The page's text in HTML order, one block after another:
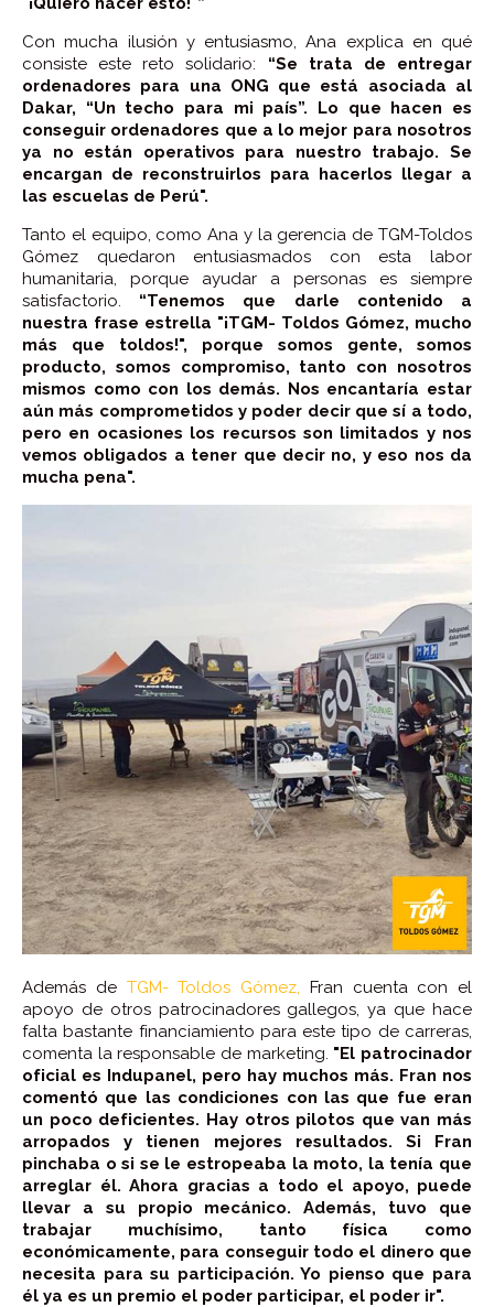
Con mucha ilusión y entusiasmo, Ana explica en qué
consiste este reto solidario: “Se trata de entregar
ordenadores para una ONG que está asociada al
Dakar, “Un techo para mi país”. Lo que hacen es
conseguir ordenadores que a lo mejor para nosotros
ya no están operativos para nuestro trabajo. Se
encargan de reconstruirlos para hacerlos llegar a
las escuelas de Perú".
Tanto el equipo, como Ana y la gerencia de TGM-Toldos
Gómez quedaron entusiasmados con esta labor
humanitaria, porque ayudar a personas es siempre
satisfactorio. “Tenemos que darle contenido a
nuestra frase estrella "¡TGM- Toldos Gómez, mucho
más que toldos!", porque somos gente, somos
producto, somos compromiso, tanto con nosotros
mismos como con los demás. Nos encantaría estar
aún más comprometidos y poder decir que sí a todo,
pero en ocasiones los recursos son limitados y nos
vemos obligados a tener que decir no, y eso nos da
mucha pena".
Además de TGM- Toldos Gómez,
Fran cuenta con el
apoyo de otros patrocinadores gallegos, ya que hace
falta bastante financiamiento para este tipo de carreras,
comenta la responsable de marketing. "El patrocinador
oficial es Indupanel, pero hay muchos más. Fran nos
comentó que las condiciones con las que fue eran
un poco deficientes. Hay otros pilotos que van más
arropados y tienen mejores resultados. Si Fran
pinchaba o si se le estropeaba la moto, la tenía que
arreglar él. Ahora gracias a todo el apoyo, puede
llevar a su propio mecánico. Además, tuvo que
trabajar muchísimo, tanto física como
económicamente, para conseguir todo el dinero que
necesita para su participación. Yo pienso que para
él ya es un premio el poder participar, el poder ir".